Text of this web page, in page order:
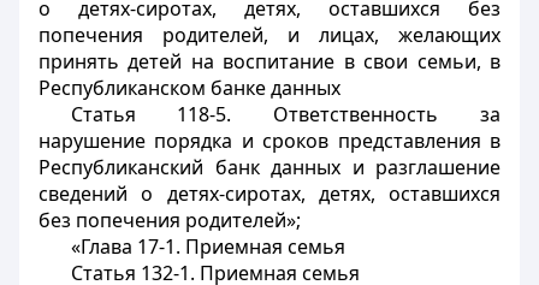
о детях-сиротах, детях, оставшихся без
попечения родителей, и лицах, желающих
принять детей на воспитание в свои семьи, в
Республиканском банке данных
Статья 118-5. Ответственность за
нарушение порядка и сроков представления в
Республиканский банк данных и разглашение
сведений о детях-сиротах, детях, оставшихся
без попечения родителей»;
«Глава 17-1. Приемная семья
Статья 132-1. Приемная семья